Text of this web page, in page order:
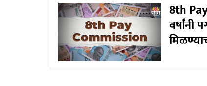
8th
वर्षांनी